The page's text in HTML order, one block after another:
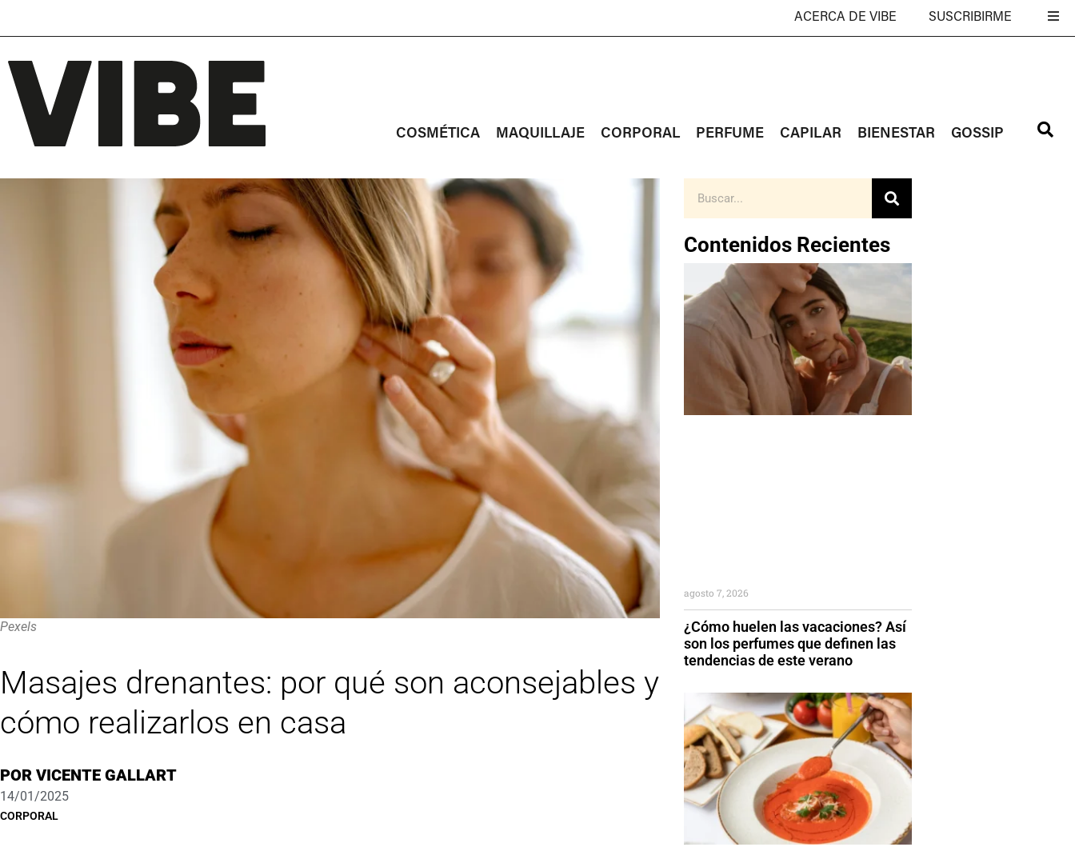
ACERCA DE VIBE SUSCRIBIRME
COSMÉTICA MAQUILLAJE CORPORAL PERFUME CAPILAR BIENESTAR GOSSIP
Pexels
Masajes drenantes: por qué son aconsejables y
cómo realizarlos en casa
POR VICENTE GALLART
14/01/2025
CORPORAL
Contenidos Recientes
¿Cómo huelen las vacaciones? Así
son los perfumes que definen las
tendencias de este verano
agosto 7, 2026